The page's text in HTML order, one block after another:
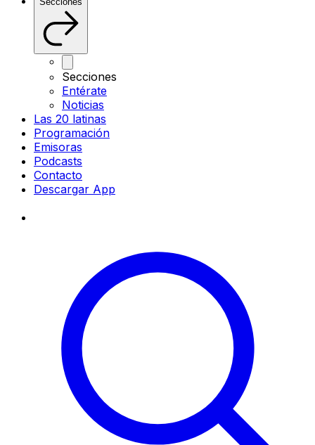
Secciones
Entérate
Noticias
Las 20 latinas
Programación
Emisoras
Podcasts
Contacto
Descargar App